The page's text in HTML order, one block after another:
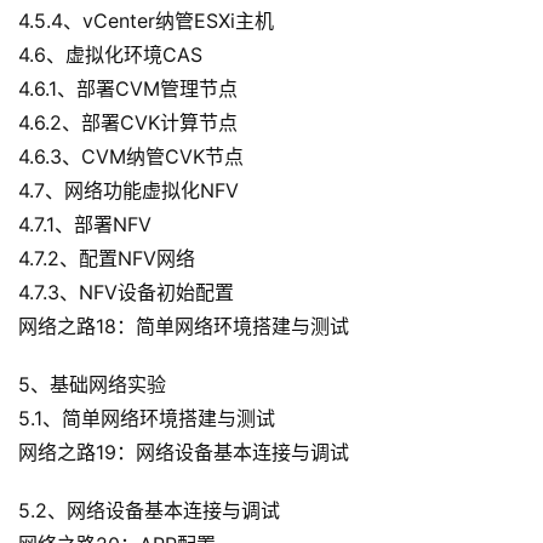
4.5.4、vCenter纳管ESXi主机
4.6、虚拟化环境CAS
4.6.1、部署CVM管理节点
4.6.2、部署CVK计算节点
4.6.3、CVM纳管CVK节点
4.7、网络功能虚拟化NFV
4.7.1、部署NFV
4.7.2、配置NFV网络
4.7.3、NFV设备初始配置
网络之路18：简单网络环境搭建与测试
5、基础网络实验
5.1、简单网络环境搭建与测试
网络之路19：网络设备基本连接与调试
5.2、网络设备基本连接与调试